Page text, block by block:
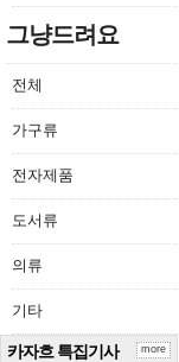
그냥드려요
전체
가구류
전자제품
도서류
의류
기타
카자흐 특집기사 more